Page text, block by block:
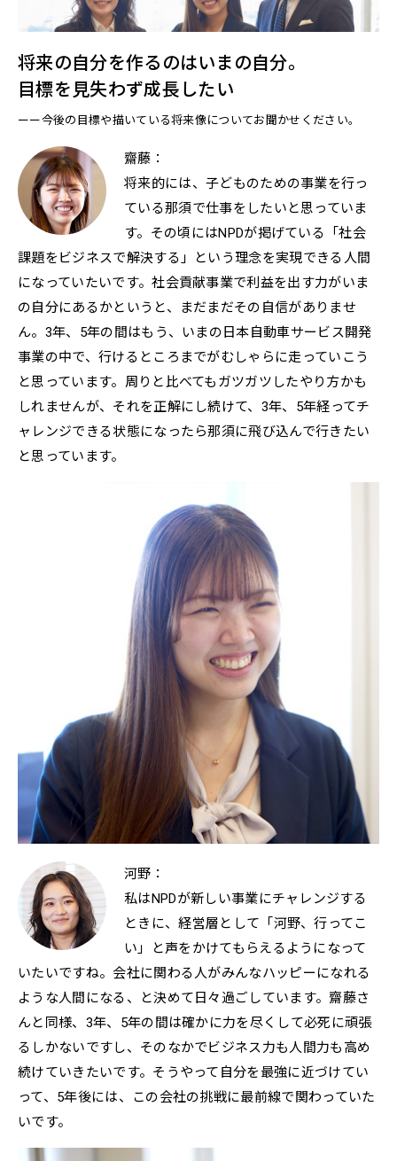
将来の自分を作るのはいまの自分。
目標を見失わず成長したい
ーー今後の目標や描いている将来像についてお聞かせください。
齋藤：
将来的には、子どものための事業を行っ
ている那須で仕事をしたいと思っていま
す。その頃にはNPDが掲げている「社会
課題をビジネスで解決する」という理念を実現できる人間
になっていたいです。社会貢献事業で利益を出す力がいま
の自分にあるかというと、まだまだその自信がありませ
ん。3年、5年の間はもう、いまの日本自動車サービス開発
事業の中で、行けるところまでがむしゃらに走っていこう
と思っています。周りと比べてもガツガツしたやり方かも
しれませんが、それを正解にし続けて、3年、5年経ってチ
ャレンジできる状態になったら那須に飛び込んで行きたい
と思っています。
河野：
私はNPDが新しい事業にチャレンジする
ときに、経営層として「河野、行ってこ
い」と声をかけてもらえるようになって
いたいですね。会社に関わる人がみんなハッピーになれる
ような人間になる、と決めて日々過ごしています。齋藤さ
んと同様、3年、5年の間は確かに力を尽くして必死に頑張
るしかないですし、そのなかでビジネス力も人間力も高め
続けていきたいです。そうやって自分を最強に近づけてい
って、5年後には、この会社の挑戦に最前線で関わっていた
いです。